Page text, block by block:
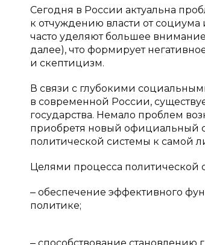
Сегодня в России актуальна
к отчуждению власти от
часто уделяют большее
далее), что формирует
и скептицизм.
В связи с глубокими
в современной России,
государства. Немало проблем
приобретя новый официальный
политической системы к самой
Целями процесса политической
‒ обеспечение эффективного
политике;